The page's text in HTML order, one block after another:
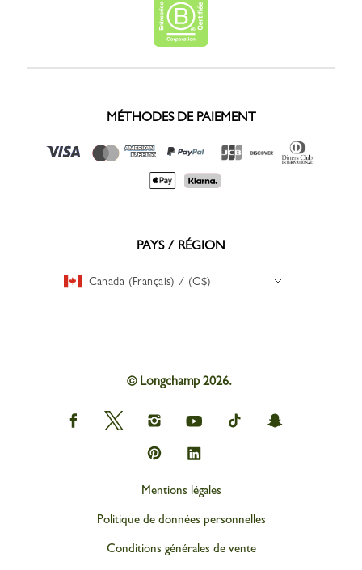
MÉTHODES DE PAIEMENT
PAYS / RÉGION
Canada (Français) / (C$)
© Longchamp 2026.
Longchamp
on
Longchamp
on
Longchamp
on
Instagram
Longchamp
on
youtube
Longchamp
on
Longchamp
on
Longchamp
on
Longchamp
on
Mentions légales
Politique de données personnelles
Conditions générales de vente